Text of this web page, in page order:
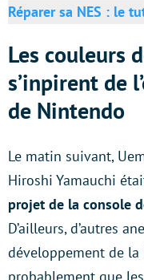
Réparer sa NES : le
Les couleurs
s’inpirent de
de Nintendo
Le matin suivant,
Hiroshi Yamauchi
projet de la console
D’ailleurs, d’autres
développement de la
probablement que